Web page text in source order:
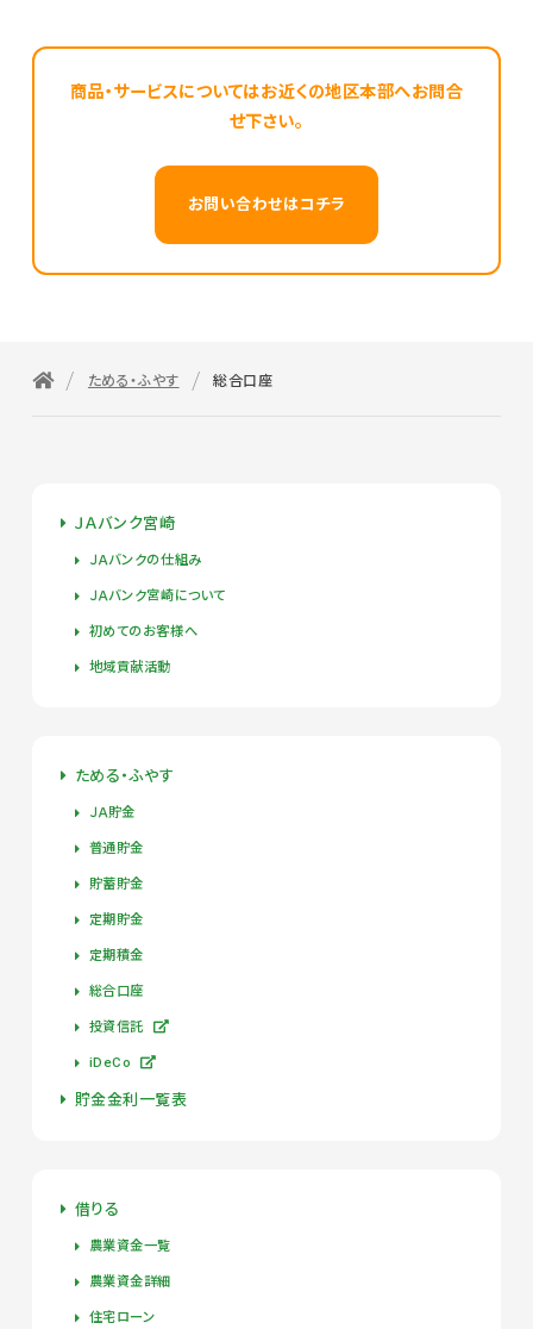
商品・サービスについてはお近くの地区本部へお問合
せ下さい。
お問い合わせはコチラ
ためる・ふやす 総合口座
ＪＡバンク宮崎
ＪＡバンクの仕組み
ＪＡバンク宮崎について
初めてのお客様へ
地域貢献活動
ためる・ふやす
ＪＡ貯金
普通貯金
貯蓄貯金
定期貯金
定期積金
総合口座
投資信託
iDeCo
貯金金利一覧表
借りる
農業資金一覧
農業資金詳細
住宅ローン